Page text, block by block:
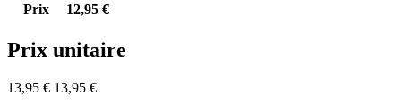
Prix
12,95 €
Prix unitaire
13,95 € 13,95 €